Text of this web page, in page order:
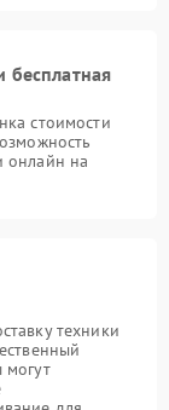
бесплатная
стоимости
онлайн на
техники
могут